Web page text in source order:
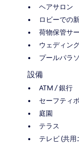
ヘアサロン
ロビーでの
荷物保管サ
ウェディン
プールパラ
設備
ATM / 銀行
セーフティ
庭園
テラス
テレビ (共用